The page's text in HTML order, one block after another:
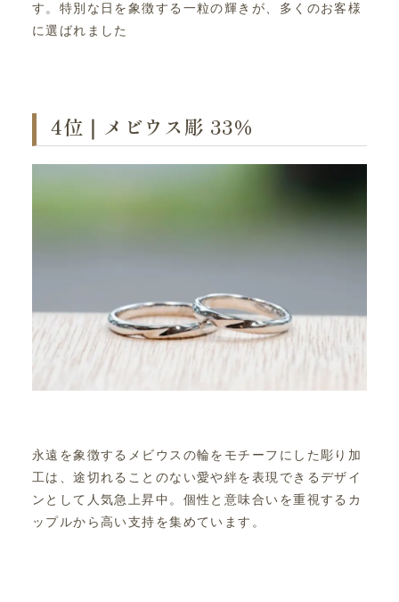
す。特別な日を象徴する一粒の輝きが、多くのお客様
に選ばれました
4位｜メビウス彫 33％
永遠を象徴するメビウスの輪をモチーフにした彫り加
工は、途切れることのない愛や絆を表現できるデザイ
ンとして人気急上昇中。個性と意味合いを重視するカ
ップルから高い支持を集めています。